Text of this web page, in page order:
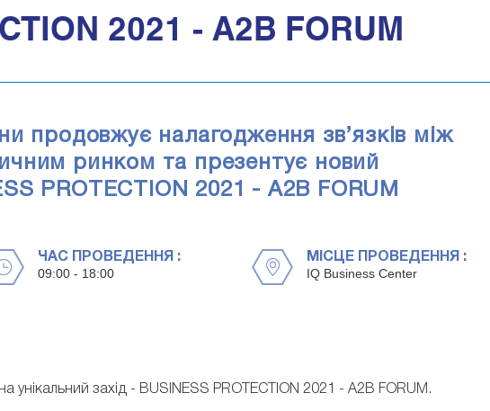
2021 - A2B FORUM
продовжує налагодження зв’язків між
ринком та презентує новий
PROTECTION 2021 - A2B FORUM
ЧАС ПРОВЕДЕННЯ :
09:00 - 18:00
МІСЦЕ ПРОВЕДЕННЯ :
IQ Business Center
унікальний захід - BUSINESS PROTECTION 2021 - A2B FORUM.